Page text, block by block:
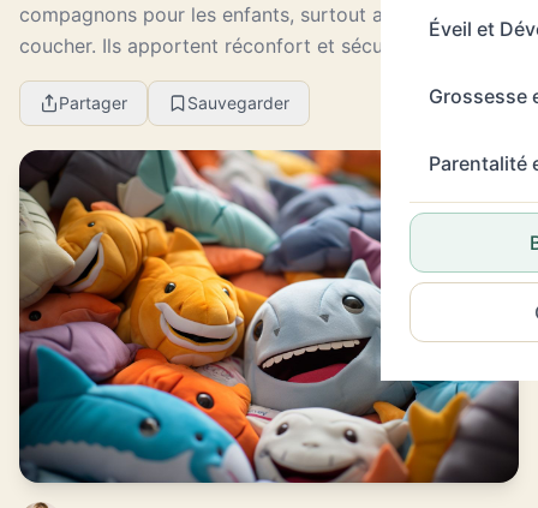
Éveil et
Grossesse
Parentalité
compagnons pour les enfants, surtout au moment du
coucher. Ils apportent réconfort et sécurité,
permettant ainsi de favoriser un sommeil calme et
paisible. D...
Partager Sauvegarder